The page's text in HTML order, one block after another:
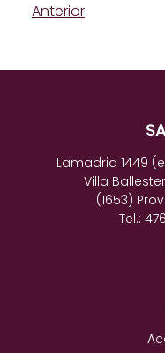
Anterior
Lamadrid 1449
Villa
(1653)
Tel.: